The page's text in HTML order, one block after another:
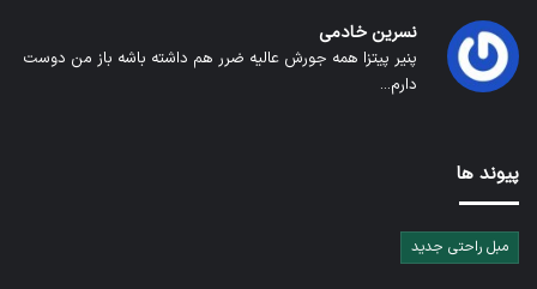
نسرین خادمی
پنیر پیتزا همه جورش عالیه ضرر هم داشته باشه باز من دوست
دارم...
پیوند ها
مبل راحتی جدید